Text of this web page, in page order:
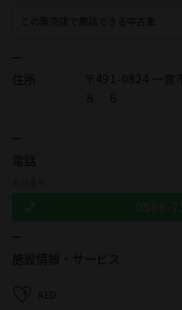
この販売店で商談できる中古車
住所
〒491-0824 一宮
８‐６
電話
施設情報・ サービス
AED